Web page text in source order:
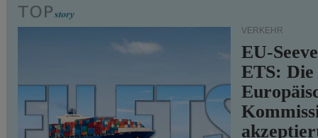
VERKEHR
EU-
ETS: Die